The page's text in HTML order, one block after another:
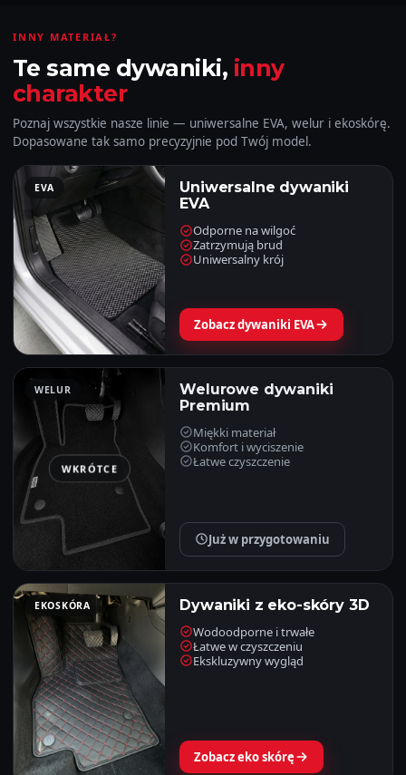
INNY MATERIAŁ?
Te same dywaniki, inny
charakter
Poznaj wszystkie nasze linie — uniwersalne EVA, welur i ekoskórę.
Dopasowane tak samo precyzyjnie pod Twój model.
EVA
Uniwersalne dywaniki
EVA
Odporne na wilgoć
Zatrzymują brud
Uniwersalny krój
Zobacz dywaniki EVA
WELUR
WKRÓTCE
Welurowe dywaniki
Premium
Miękki materiał
Komfort i wyciszenie
Łatwe czyszczenie
Już w przygotowaniu
EKOSKÓRA Dywaniki z eko-skóry 3D
Wodoodporne i trwałe
Łatwe w czyszczeniu
Ekskluzywny wygląd
Zobacz eko skórę